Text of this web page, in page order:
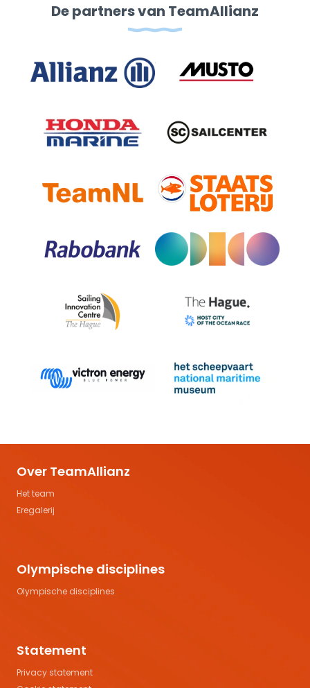
De partners van TeamAllianz
Over TeamAllianz
Het team
Eregalerij
Olympische disciplines
Olympische disciplines
Statement
Privacy statement